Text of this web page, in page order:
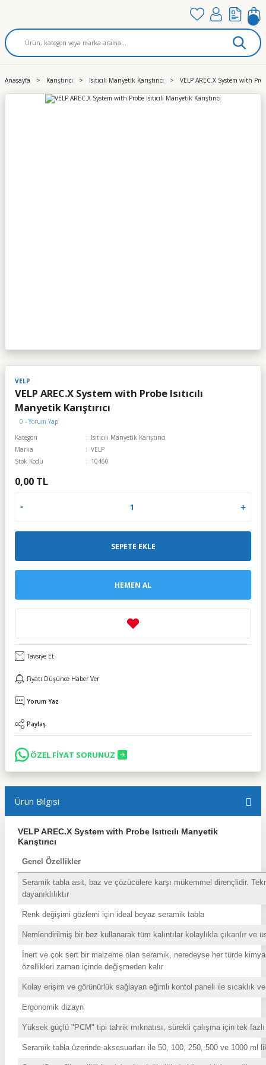
Anasayfa Karıştırıcı Isıtıcılı Manyetik Karıştırıcı VELP AREC.X System with
VELP
VELP AREC.X System with Probe Isıtıcılı
Manyetik Karıştırıcı
0 - Yorum Yap
Kategori
Isıtıcılı Manyetik Karıştırıcı
Marka
VELP
Stok Kodu
10460
0,00 TL
SEPETE EKLE
HEMEN AL
Tavsiye Et
Fiyatı Düşünce Haber Ver
Yorum Yaz
Paylaş
ÖZEL FİYAT SORUNUZ
Ürün Bilgisi
VELP AREC.X System with Probe Isıtıcılı Manyetik
Karıştırıcı
Genel Özellikler
Seramik tabla asit, baz ve çözücülere karşı mükemmel dirençlidir.
dayanıklılıktır
Renk değişimi gözlemi için ideal beyaz seramik tabla
Nemlendirilmiş bir bez kullanarak tüm kalıntılar kolaylıkla çıkarılır
İnert ve çok sert bir malzeme olan seramik, neredeyse her türde
özellikleri zaman içinde değişmeden kalır
Kolay erişim ve görünürlük sağlayan eğimli kontol paneli ile sıcaklık ve
Ergonomik dizayn
Yüksek güçlü "PCM" tipi tahrik mıknatısı, sürekli çalışma için tek fazlı
Seramik tabla üzerinde aksesuarları ile 50, 100, 250, 500 ve 1000 ml